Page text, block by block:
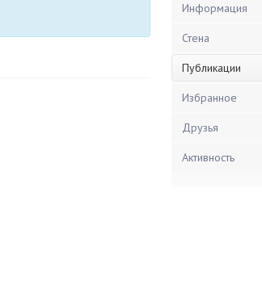
Информация
Стена
Публикации
Избранное
Друзья
Активность